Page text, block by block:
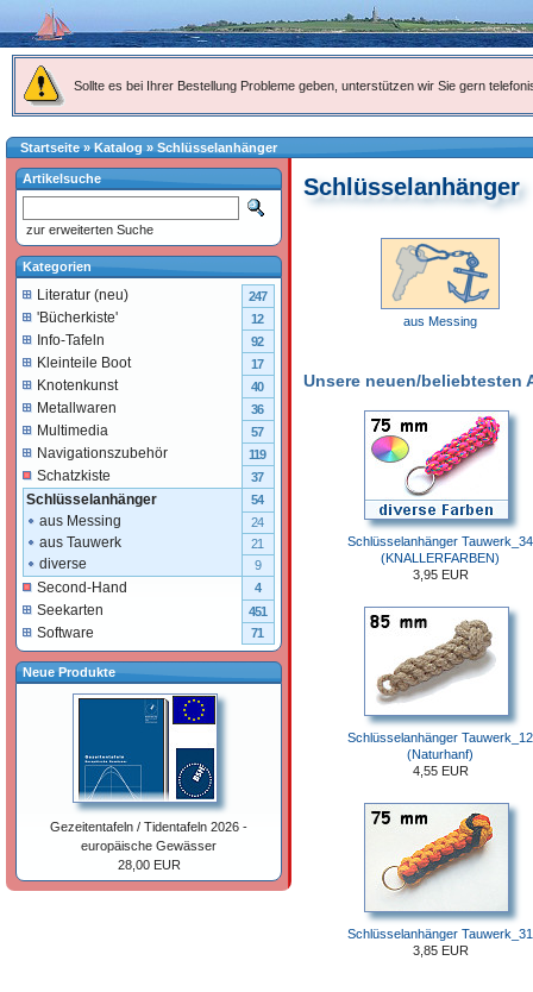
Sollte es bei Ihrer Bestellung Probleme geben, unterstützen wir Sie gern
Startseite»Katalog » Schlüsselanhänger
Schlüsselanhänger
aus Messing
Unsere neuen/beliebtesten
Schlüsselanhänger Tauwerk_34
(KNALLERFARBEN)
3,95 EUR
Schlüsselanhänger Tauwerk_12
(Naturhanf)
4,55 EUR
Schlüsselanhänger Tauwerk_31
3,85 EUR
Artikelsuche
zur erweiterten Suche
Kategorien
Literatur (neu) 247
'Bücherkiste' 12
Info-Tafeln 92
Kleinteile Boot 17
Knotenkunst 40
Metallwaren 36
Multimedia 57
Navigationszubehör 119
Schatzkiste 37
Schlüsselanhänger 54
aus Messing 24
aus Tauwerk 21
diverse 9
Second-Hand 4
Seekarten 451
Software 71
Neue Produkte
Gezeitentafeln / Tidentafeln 2026 -
europäische Gewässer
28,00 EUR